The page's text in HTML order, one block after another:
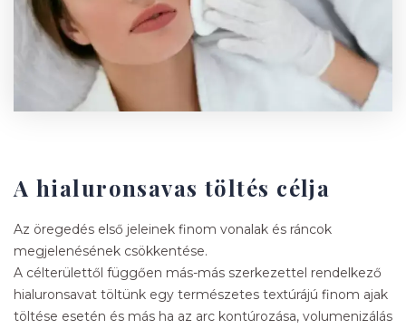
A hialuronsavas töltés célja
Az öregedés első jeleinek finom vonalak és ráncok
megjelenésének csökkentése.
A célterülettől függően más-más szerkezettel rendelkező
hialuronsavat töltünk egy természetes textúrájú finom ajak
töltése esetén és más ha az arc kontúrozása, volumenizálás